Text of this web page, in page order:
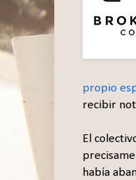
propio
recibir
El
había